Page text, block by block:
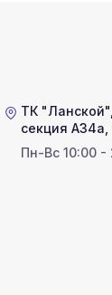
ТК "Ланской"
секция А34а,
Пн-Вс 10:00 -